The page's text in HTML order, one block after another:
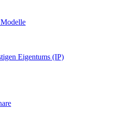
Eigentums (IP)